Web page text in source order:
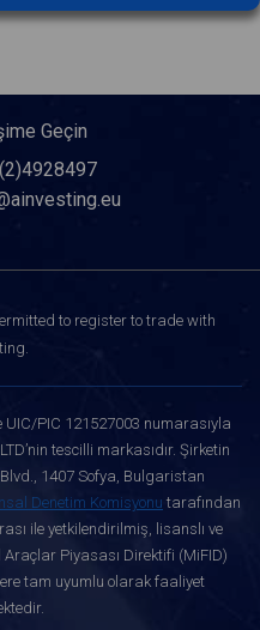
Geçin
to register to trade with
UIC/PIC 121527003 numarasıyla
tescilli markasıdır. Şirketin
1407 Sofya, Bulgaristan
Denetim Komisyonu tarafından
ile yetkilendirilmiş, lisanslı ve
Piyasası Direktifi (MiFID)
tam uyumlu olarak faaliyet